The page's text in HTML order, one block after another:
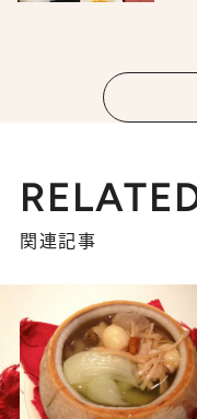
関連記事